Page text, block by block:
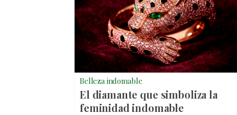
Belleza indomable
El diamante que simboliza la
feminidad indomable